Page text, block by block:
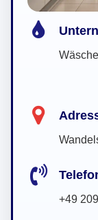
+49